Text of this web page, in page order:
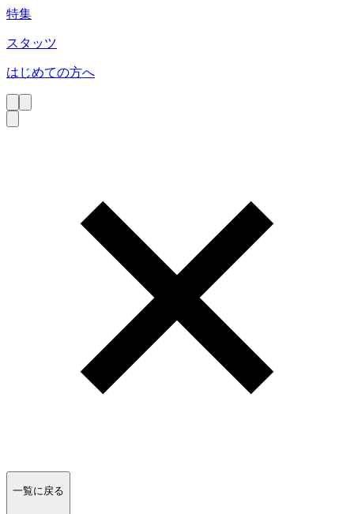
特集
スタッツ
はじめての方へ
一覧に戻る